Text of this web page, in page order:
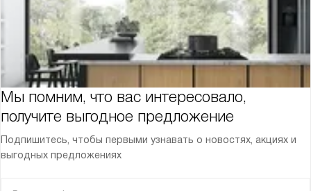
Мы помним, что вас интересовало,
получите выгодное предложение
Подпишитесь, чтобы первыми узнавать о новостях, акциях и
выгодных предложениях